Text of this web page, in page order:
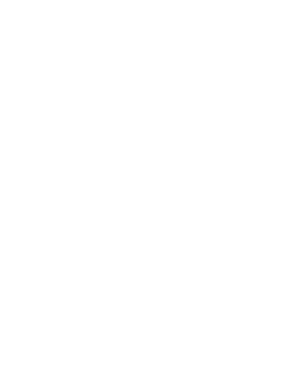
Fue una noche con
para celebrar que el
pensando en que son el
no sepamos cuidarlos y
Desgranemos, una a
Hasta el